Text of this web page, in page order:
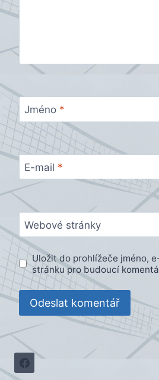
Jméno *
E-mail *
Webové stránky
Uložit do prohlížeče jméno,
stránku pro budoucí